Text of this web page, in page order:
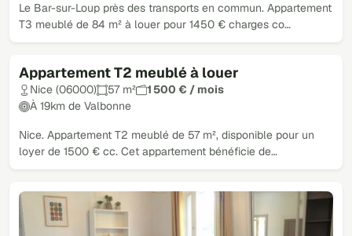
Le Bar-sur-Loup près des transports en commun. Appartement
T3 meublé de 84 m² à louer pour 1450 € charges co…
Appartement T2 meublé à louer
Nice (06000) 57 m²
1 500 € / mois
À 19km de Valbonne
Nice. Appartement T2 meublé de 57 m², disponible pour un
loyer de 1500 € cc. Cet appartement bénéficie de…